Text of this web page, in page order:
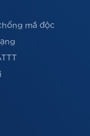
mã độc